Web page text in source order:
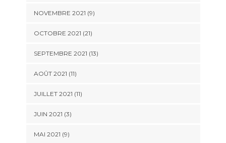
NOVEMBRE 2021 (9)
OCTOBRE 2021 (21)
SEPTEMBRE 2021 (13)
AOÛT 2021 (11)
JUILLET 2021 (11)
JUIN 2021 (3)
MAI 2021 (9)